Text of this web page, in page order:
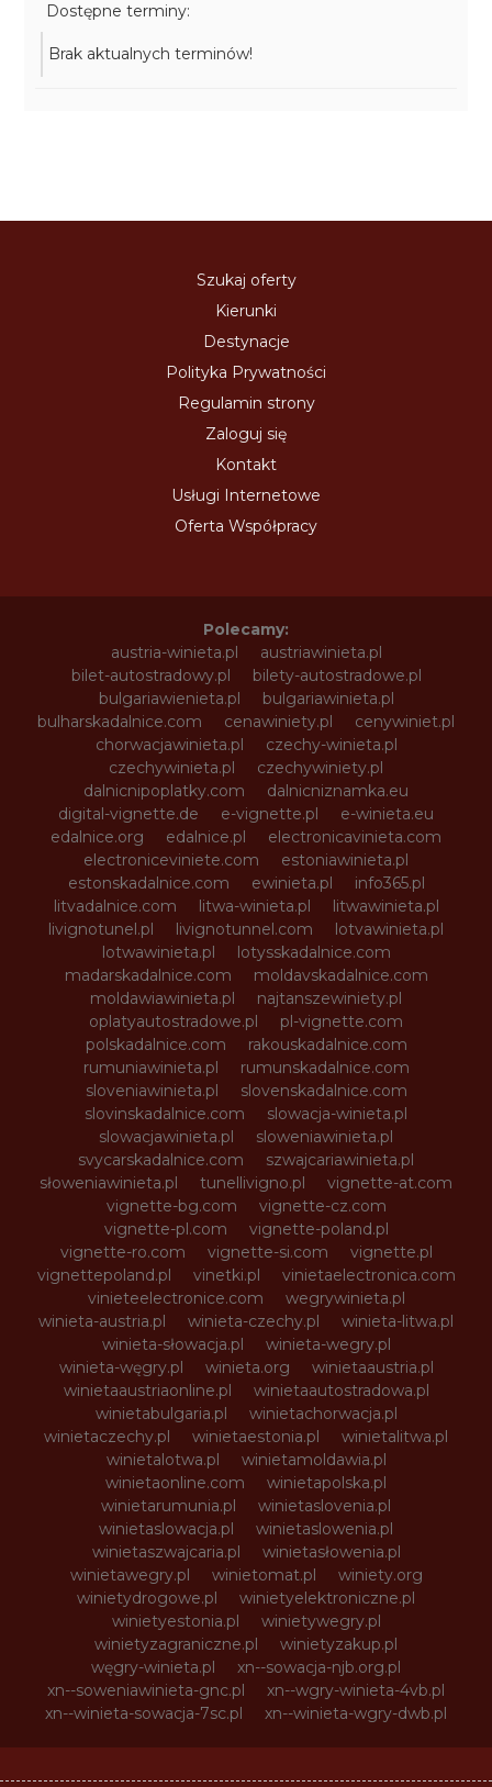
Dostępne terminy:
Brak aktualnych terminów!
Szukaj oferty
Kierunki
Destynacje
Polityka Prywatności
Regulamin strony
Zaloguj się
Kontakt
Usługi Internetowe
Oferta Współpracy
Polecamy:
austria-winieta.pl
austriawinieta.pl
bilet-autostradowy.pl
bilety-autostradowe.pl
bulgariawienieta.pl
bulgariawinieta.pl
bulharskadalnice.com
cenawiniety.pl
cenywiniet.pl
chorwacjawinieta.pl
czechy-winieta.pl
czechywinieta.pl
czechywiniety.pl
dalnicnipoplatky.com
dalnicniznamka.eu
digital-vignette.de
e-vignette.pl
e-winieta.eu
edalnice.org
edalnice.pl
electronicavinieta.com
electroniceviniete.com
estoniawinieta.pl
estonskadalnice.com
ewinieta.pl
info365.pl
litvadalnice.com
litwa-winieta.pl
litwawinieta.pl
livignotunel.pl
livignotunnel.com
lotvawinieta.pl
lotwawinieta.pl
lotysskadalnice.com
madarskadalnice.com
moldavskadalnice.com
moldawiawinieta.pl
najtanszewiniety.pl
oplatyautostradowe.pl
pl-vignette.com
polskadalnice.com
rakouskadalnice.com
rumuniawinieta.pl
rumunskadalnice.com
sloveniawinieta.pl
slovenskadalnice.com
slovinskadalnice.com
slowacja-winieta.pl
slowacjawinieta.pl
sloweniawinieta.pl
svycarskadalnice.com
szwajcariawinieta.pl
słoweniawinieta.pl
tunellivigno.pl
vignette-at.com
vignette-bg.com
vignette-cz.com
vignette-pl.com
vignette-poland.pl
vignette-ro.com
vignette-si.com
vignette.pl
vignettepoland.pl
vinetki.pl
vinietaelectronica.com
vinieteelectronice.com
wegrywinieta.pl
winieta-austria.pl
winieta-czechy.pl
winieta-litwa.pl
winieta-słowacja.pl
winieta-wegry.pl
winieta-węgry.pl
winieta.org
winietaaustria.pl
winietaaustriaonline.pl
winietaautostradowa.pl
winietabulgaria.pl
winietachorwacja.pl
winietaczechy.pl
winietaestonia.pl
winietalitwa.pl
winietalotwa.pl
winietamoldawia.pl
winietaonline.com
winietapolska.pl
winietarumunia.pl
winietaslovenia.pl
winietaslowacja.pl
winietaslowenia.pl
winietaszwajcaria.pl
winietasłowenia.pl
winietawegry.pl
winietomat.pl
winiety.org
winietydrogowe.pl
winietyelektroniczne.pl
winietyestonia.pl
winietywegry.pl
winietyzagraniczne.pl
winietyzakup.pl
węgry-winieta.pl
xn--sowacja-njb.org.pl
xn--soweniawinieta-gnc.pl
xn--wgry-winieta-4vb.pl
xn--winieta-sowacja-7sc.pl
xn--winieta-wgry-dwb.pl